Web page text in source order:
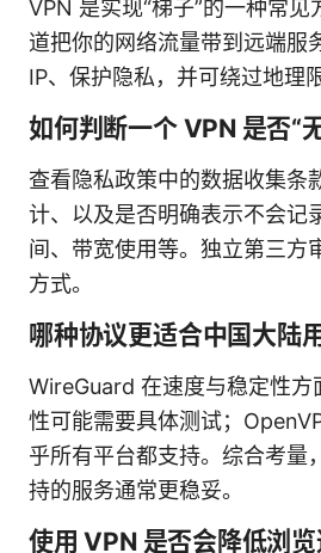
VPN 是实现“梯子”的一种常
道把你的网络流量带到远端服
IP、保护隐私，并可绕过地理
如何判断一个 VPN 是否“
查看隐私政策中的数据收集条
计、以及是否明确表示不会记
间、带宽使用等。独立第三方
方式。
哪种协议更适合中国大陆
WireGuard 在速度与稳定性方
性可能需要具体测试；
乎所有平台都支持。综合考量
持的服务通常更稳妥。
使用 VPN 是否会降低浏览